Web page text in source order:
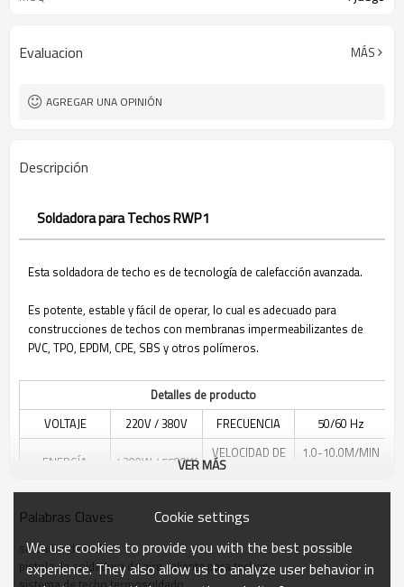
Evaluacion MÁS
AGREGAR UNA OPINIÓN
Descripción
Soldadora para Techos RWP1
Esta soldadora de techo es de tecnología de calefacción avanzada.
Es potente, estable y fácil de operar, lo cual es adecuado para
construcciones de techos con membranas impermeabilizantes de
PVC, TPO, EPDM, CPE, SBS y otros polímeros.
Detalles de producto
VOLTAJE
220V / 380V FRECUENCIA 50/60 Hz
ENERGÍA 4200W / 5500W
VELOCIDAD DE
SOLDADURA
1.0-10.0M/MIN
DE
CALENTAMIENTO
20℃ - 620℃
PRESIÓN DE
SOLDADURA
PESADOR
40MM
VER MÁS
Palabras Claves
soldador de techo
pistola de soldadura de aire caliente para techos
Cookie settings
We use cookies to provide you with the best possible
experience. They also allow us to analyze user behavior in